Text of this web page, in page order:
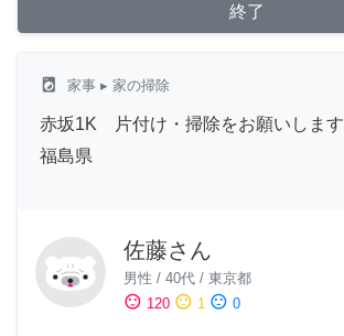
終了
local_laundry_service 家事 ▸ 家の掃除
赤坂1K 片付け・掃除をお願いします
福島県
佐藤さん
男性 / 40代 / 東京都
sentiment_satisfied 120 sentiment_neutral 1 sentiment_dissatisfied 0